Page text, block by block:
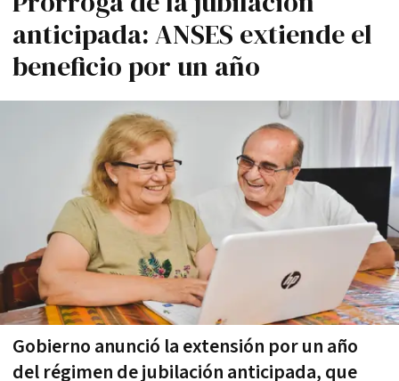
anticipada: ANSES extiende el
beneficio por un año
Gobierno anunció la extensión por un año
del régimen de jubilación anticipada, que